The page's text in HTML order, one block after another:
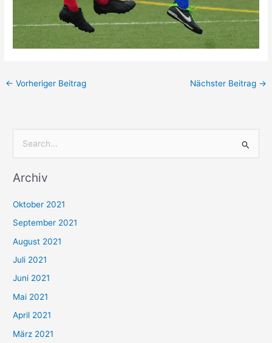
← Vorheriger Beitrag Nächster Beitrag →
c
n
n
a
c
h
:
Archiv
Oktober 2021
September 2021
August 2021
Juli 2021
Juni 2021
Mai 2021
April 2021
März 2021